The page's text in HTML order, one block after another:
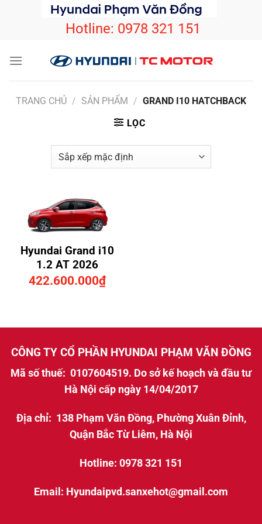
Hotline: 0978 321 151
TRANG CHỦ / SẢN PHẨM / GRAND I10 HATCHBACK
LỌC
Hyundai Grand i10
1.2 AT 2026
422.600.000₫
CÔNG TY CỔ PHẦN HYUNDAI PHẠM VĂN ĐỒNG
Mã số thuế: 0107604519. Do sở kế hoạch và đầu tư
Hà Nội cấp ngày 14/04/2017
Địa chỉ: 138 Phạm Văn Đồng, Phường Xuân Đỉnh,
Quận Bắc Từ Liêm, Hà Nội
Hotline: 0978 321 151
Email: Hyundaipvd.sanxehot@gmail.com